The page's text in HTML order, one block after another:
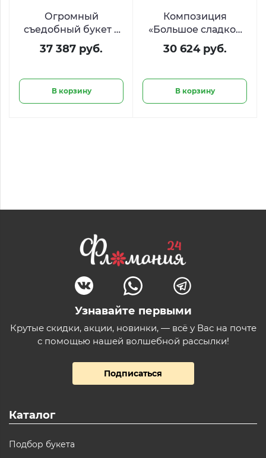
Огромный
съедобный букет с
закусками «Римские
каникулы»
37 387 руб.
В корзину
Композиция
«Большое сладкое
сердце» из Raffaello
и Ferrero
30 624 руб.
В корзину
Узнавайте первыми
Крутые скидки, акции, новинки, — всё у Вас на почте
с помощью нашей волшебной рассылки!
Подписаться
Каталог
Подбор букета